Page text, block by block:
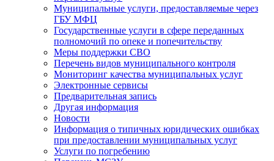
Муниципальные услуги, предоставляемые через
ГБУ МФЦ
Государственные услуги в сфере переданных
полномочий по опеке и попечительству
Меры поддержки СВО
Перечень видов муниципального контроля
Мониторинг качества муниципальных услуг
Электронные сервисы
Предварительная запись
Другая информация
Новости
Информация о типичных юридических ошибках
при предоставлении муниципальных услуг
Услуги по погребению